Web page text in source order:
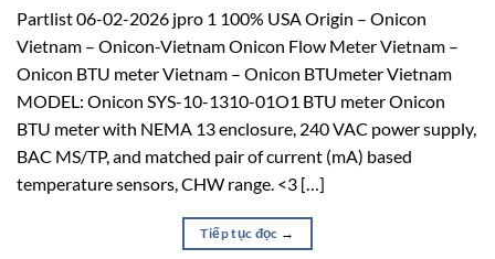
Partlist 06-02-2026 jpro 1 100% USA Origin – Onicon
Vietnam – Onicon-Vietnam Onicon Flow Meter Vietnam –
Onicon BTU meter Vietnam – Onicon BTUmeter Vietnam
MODEL: Onicon SYS-10-1310-01O1 BTU meter Onicon
BTU meter with NEMA 13 enclosure, 240 VAC power supply,
BAC MS/TP, and matched pair of current (mA) based
temperature sensors, CHW range. <3 […]
Tiếp tục đọc →